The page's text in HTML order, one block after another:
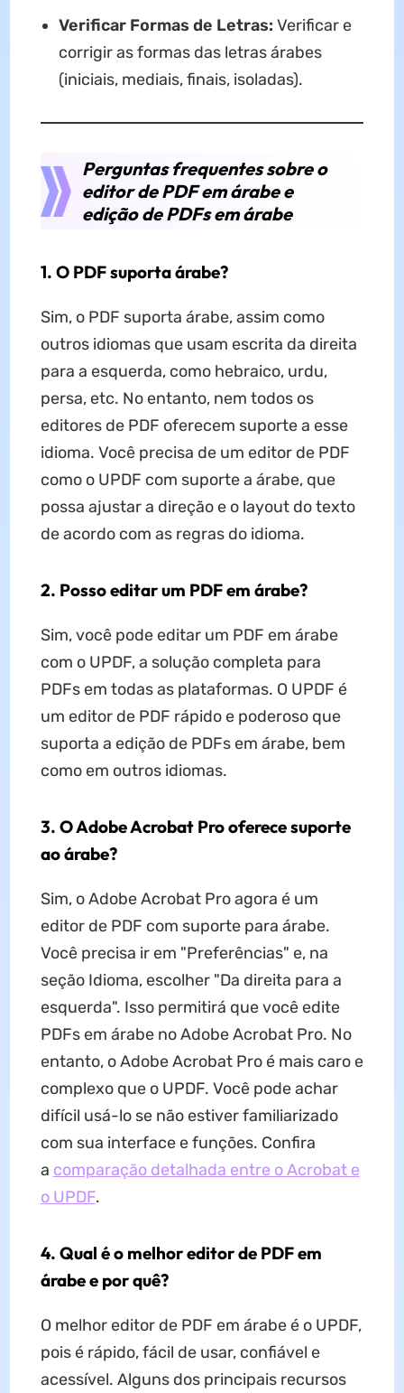
Verificar Formas de Letras: Verificar e
corrigir as formas das letras árabes
(iniciais, mediais, finais, isoladas).
Perguntas frequentes sobre o
editor de PDF em árabe e
edição de PDFs em árabe
1. O PDF suporta árabe?
Sim, o PDF suporta árabe, assim como
outros idiomas que usam escrita da direita
para a esquerda, como hebraico, urdu,
persa, etc. No entanto, nem todos os
editores de PDF oferecem suporte a esse
idioma. Você precisa de um editor de PDF
como o UPDF com suporte a árabe, que
possa ajustar a direção e o layout do texto
de acordo com as regras do idioma.
2. Posso editar um PDF em árabe?
Sim, você pode editar um PDF em árabe
com o UPDF, a solução completa para
PDFs em todas as plataformas. O UPDF é
um editor de PDF rápido e poderoso que
suporta a edição de PDFs em árabe, bem
como em outros idiomas.
3. O Adobe Acrobat Pro oferece suporte
ao árabe?
Sim, o Adobe Acrobat Pro agora é um
editor de PDF com suporte para árabe.
Você precisa ir em "Preferências" e, na
seção Idioma, escolher "Da direita para a
esquerda". Isso permitirá que você edite
PDFs em árabe no Adobe Acrobat Pro. No
entanto, o Adobe Acrobat Pro é mais caro e
complexo que o UPDF. Você pode achar
difícil usá-lo se não estiver familiarizado
com sua interface e funções. Confira
a comparação detalhada entre o Acrobat e
o UPDF.
4. Qual é o melhor editor de PDF em
árabe e por quê?
O melhor editor de PDF em árabe é o UPDF,
pois é rápido, fácil de usar, confiável e
acessível. Alguns dos principais recursos